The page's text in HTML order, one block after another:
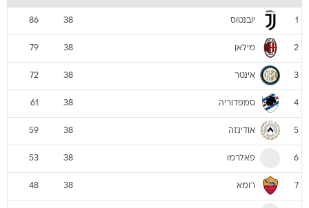
1 יובנטוס 38
86
2 מילאן 38
79
3 אינטר 38
72
4 סמפדוריה 38
61
5 אודינזה 38
59
6 פאלרמו 38
53
7 רומא 38
48